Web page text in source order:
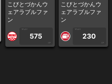
こびとづかんウ
ェアラブルファ
ン
1PLAY
575
CP
こびとづかんウ
ェアラブルファ
ン
1PLAY
230
CP